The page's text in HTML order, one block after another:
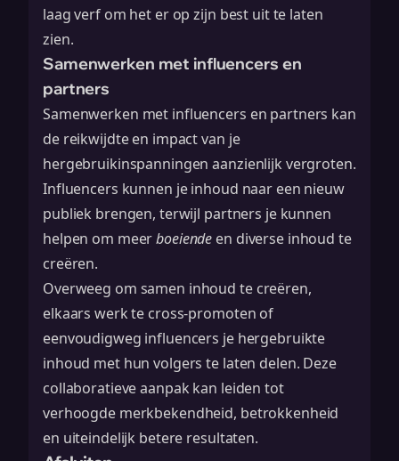
laag verf om het er op zijn best uit te laten
zien.
Samenwerken met influencers en
partners
Samenwerken met influencers en partners kan
de reikwijdte en impact van je
hergebruikinspanningen aanzienlijk vergroten.
Influencers kunnen je inhoud naar een nieuw
publiek brengen, terwijl partners je kunnen
helpen om meerboeiende en diverse inhoud te
creëren.
Overweeg om samen inhoud te creëren,
elkaars werk te cross-promoten of
eenvoudigweg influencers je hergebruikte
inhoud met hun volgers te laten delen. Deze
collaboratieve aanpak kan leiden tot
verhoogde merkbekendheid, betrokkenheid
en uiteindelijk betere resultaten.